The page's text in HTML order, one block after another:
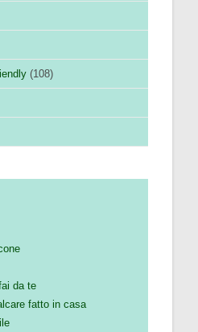
(108)
da te
fatto in casa